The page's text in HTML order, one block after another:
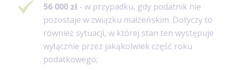
56 000 zł - w przypadku, gdy podatnik nie
pozostaje w związku małżeńskim. Dotyczy to
również sytuacji, w której stan ten występuje
wyłącznie przez jakąkolwiek część roku
podatkowego;